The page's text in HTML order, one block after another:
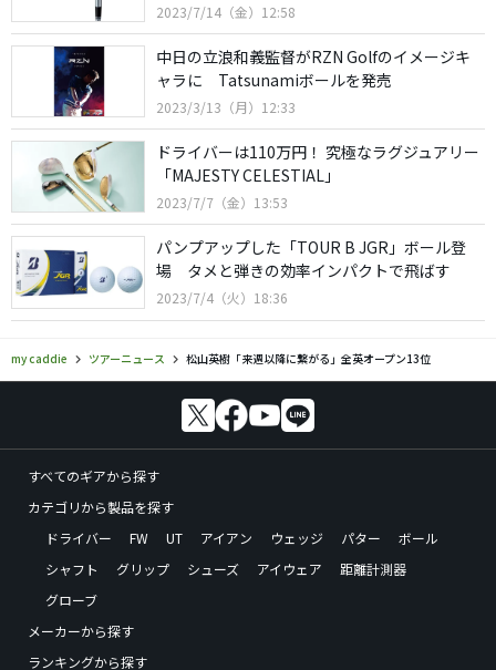
2023/7/14（金）12:58
中日の立浪和義監督がRZN Golfのイメージキ
ャラに Tatsunamiボールを発売
2023/3/13（月）12:33
ドライバーは110万円！ 究極なラグジュアリー
「MAJESTY CELESTIAL」
2023/7/7（金）13:53
パンプアップした「TOUR B JGR」ボール登
場 タメと弾きの効率インパクトで飛ばす
2023/7/4（火）18:36
my caddie ツアーニュース 松山英樹「来週以降に繋がる」全英オープン13位
すべてのギアから探す
カテゴリから製品を探す
ドライバー
FW UT アイアン ウェッジ パター
ボール
シャフト
グリップ シューズ アイウェア
距離計測器
グローブ
メーカーから探す
ランキングから探す